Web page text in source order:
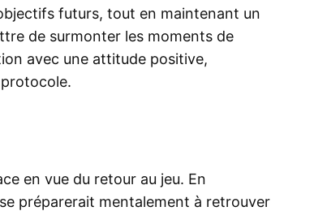
futurs, tout en maintenant un
de surmonter les moments de
avec une attitude positive,
en vue du retour au jeu. En
préparerait mentalement à retrouver